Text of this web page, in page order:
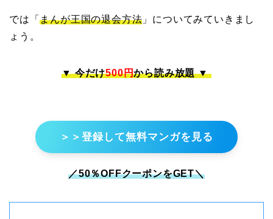
では「まんが王国の退会方法 」についてみていきまし
ょう。
▼ 今だけ500円から読み放題 ▼
＞＞登録して無料マンガを見る
／50％OFFクーポンをGET＼